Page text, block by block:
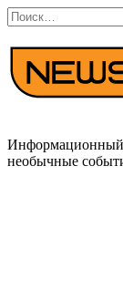
Перейти
к
содержанию
Search
for:
Информационный
необычные